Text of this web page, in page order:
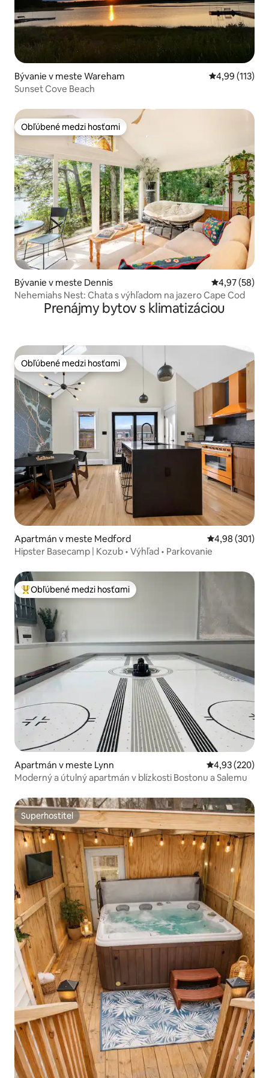
Bývanie v meste Wareham Priemerné
4,99 (113)
Sunset Cove Beach
Obľúbené medzi hosťami
Obľúbené medzi hosťami
Bývanie v meste Dennis Priemerné
4,97 (58)
Nehemiahs Nest: Chata s výhľadom na jazero Cape Cod
Prenájmy bytov s klimatizáciou
Obľúbené medzi hosťami
Obľúbené medzi hosťami
Apartmán v meste Medford Priemerné
4,98 (301)
Hipster Basecamp | Kozub • Výhľad • Parkovanie
Najobľúbenejšie medzi hosťami
Obľúbené medzi hosťami
Apartmán v meste Lynn Priemerné
4,93 (220)
Moderný a útulný apartmán v blízkosti Bostonu a Salemu
Superhostiteľ
Superhostiteľ